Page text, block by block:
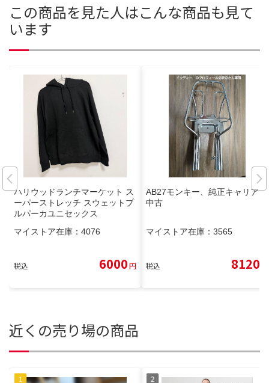
この商品を見た人はこんな商品も見て
います
ハリウッドランチマーケット ス
ーパーストレッチ スウェットプ
ルパーカユニセックス
マイストア在庫： 4076
税込 6000円
AB27モンキー、純正キャリア
中古
マイストア在庫： 3565
税込 8120
近くの売り場の商品